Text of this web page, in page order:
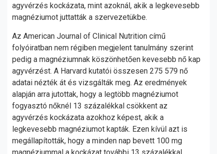
agyvérzés kockázata, mint azoknál, akik a legkevesebb
magnéziumot juttatták a szervezetükbe.
Az American Journal of Clinical Nutrition című
folyóiratban nem régiben megjelent tanulmány szerint
pedig a magnéziumnak köszönhetően kevesebb nő kap
agyvérzést. A Harvard kutatói összesen 275 579 nő
adatai nézték át és vizsgálták meg. Az eredmények
alapján arra jutottak, hogy a legtöbb magnéziumot
fogyasztó nőknél 13 százalékkal csökkent az
agyvérzés kockázata azokhoz képest, akik a
legkevesebb magnéziumot kapták. Ezen kívül azt is
megállapították, hogy a minden nap bevett 100 mg